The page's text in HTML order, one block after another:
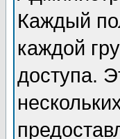
Каждый
каждой
доступа.